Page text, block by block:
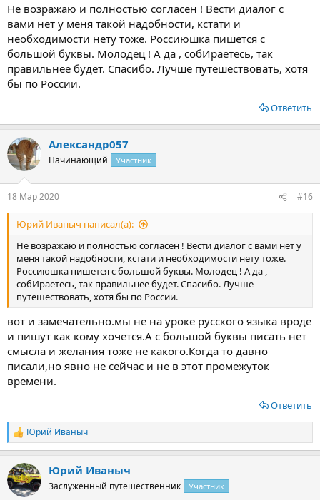
Не возражаю и полностью согласен ! Вести диалог с
вами нет у меня такой надобности, кстати и
необходимости нету тоже. Россиюшка пишется с
большой буквы. Молодец ! А да , собИраетесь, так
правильнее будет. Спасибо. Лучше путешествовать, хотя
бы по России.
Ответить
Александр057
Начинающий Участник
18 Мар 2020 #16
Юрий Иваныч написал(а):
Не возражаю и полностью согласен ! Вести диалог с вами нет у
меня такой надобности, кстати и необходимости нету тоже.
Россиюшка пишется с большой буквы. Молодец ! А да ,
собИраетесь, так правильнее будет. Спасибо. Лучше
путешествовать, хотя бы по России.
вот и замечательно.мы не на уроке русского языка вроде
и пишут как кому хочется.А с большой буквы писать нет
смысла и желания тоже не какого.Когда то давно
писали,но явно не сейчас и не в этот промежуток
времени.
Ответить
Р
е
к
ц
и
Юрий Иваныч
Юрий Иваныч
Заслуженный путешественник Участник